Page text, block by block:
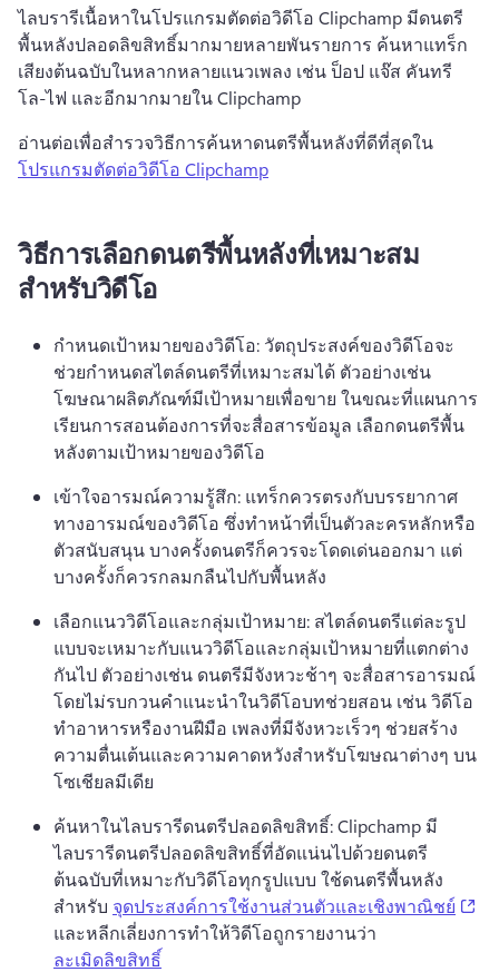
ไลบรารีเนื้อหาในโปรแกรมตัดต่อวิดีโอ Clipchamp มีดนตรี
พื้นหลังปลอดลิขสิทธิ์มากมายหลายพันรายการ ค้นหาแทร็ก
เสียงต้นฉบับในหลากหลายแนวเพลง เช่น ป็อป แจ๊ส คันทรี
โล-ไฟ และอีกมากมายใน Clipchamp
อ่านต่อเพื่อสำรวจวิธีการค้นหาดนตรีพื้นหลังที่ดีที่สุดใน
โปรแกรมตัดต่อวิดีโอ Clipchamp
วิธีการเลือกดนตรีพื้นหลังที่เหมาะสม
สำหรับวิดีโอ
กำหนดเป้าหมายของวิดีโอ: วัตถุประสงค์ของวิดีโอจะ
ช่วยกำหนดสไตล์ดนตรีที่เหมาะสมได้ ตัวอย่างเช่น
โฆษณาผลิตภัณฑ์มีเป้าหมายเพื่อขาย ในขณะที่แผนการ
เรียนการสอนต้องการที่จะสื่อสารข้อมูล เลือกดนตรีพื้น
หลังตามเป้าหมายของวิดีโอ
เข้าใจอารมณ์ความรู้สึก: แทร็กควรตรงกับบรรยากาศ
ทางอารมณ์ของวิดีโอ ซึ่งทำหน้าที่เป็นตัวละครหลักหรือ
ตัวสนับสนุน บางครั้งดนตรีก็ควรจะโดดเด่นออกมา แต่
บางครั้งก็ควรกลมกลืนไปกับพื้นหลัง
เลือกแนววิดีโอและกลุ่มเป้าหมาย: สไตล์ดนตรีแต่ละรูป
แบบจะเหมาะกับแนววิดีโอและกลุ่มเป้าหมายที่แตกต่าง
กันไป ตัวอย่างเช่น ดนตรีมีจังหวะช้าๆ จะสื่อสารอารมณ์
โดยไม่รบกวนคำแนะนำในวิดีโอบทช่วยสอน เช่น วิดีโอ
ทำอาหารหรืองานฝีมือ เพลงที่มีจังหวะเร็วๆ ช่วยสร้าง
ความตื่นเต้นและความคาดหวังสำหรับโฆษณาต่างๆ บน
โซเชียลมีเดีย
ค้นหาในไลบรารีดนตรีปลอดลิขสิทธิ์: Clipchamp มี
ไลบรารีดนตรีปลอดลิขสิทธิ์ที่อัดแน่นไปด้วยดนตรี
ต้นฉบับที่เหมาะกับวิดีโอทุกรูปแบบ ใช้ดนตรีพื้นหลัง
สำหรับ จุดประสงค์การใช้งานส่วนตัวและเชิงพาณิชย์
และหลีกเลี่ยงการทำให้วิดีโอถูกรายงานว่า
ละเมิดลิขสิทธิ์